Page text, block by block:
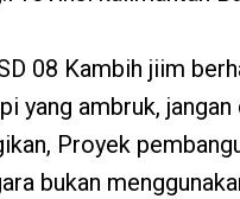
08 Kambih jiim
yang ambruk,
Proyek
bukan